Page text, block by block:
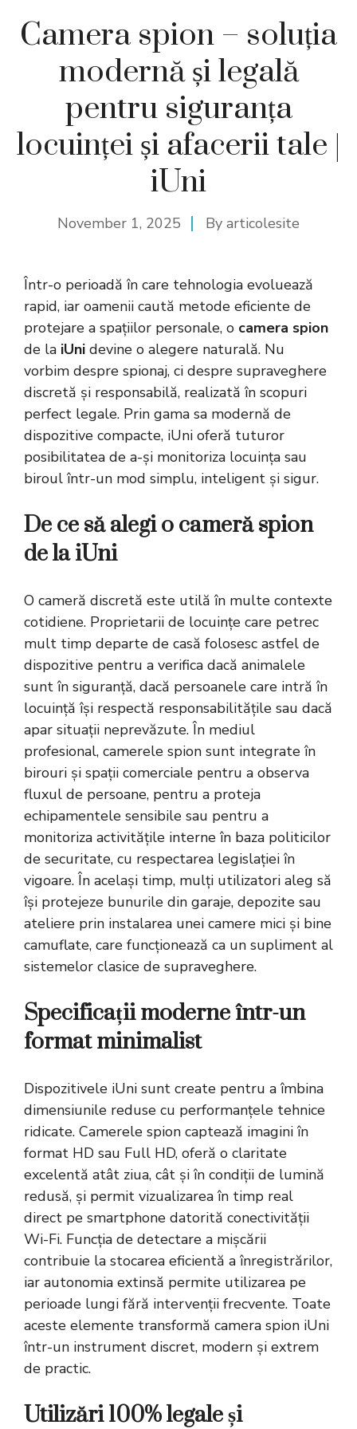
Camera spion – soluția
modernă și legală
pentru siguranța
locuinței și afacerii tale |
iUni
November 1, 2025 By articolesite
Într-o perioadă în care tehnologia evoluează
rapid, iar oamenii caută metode eficiente de
protejare a spațiilor personale, o camera spion
de la iUni devine o alegere naturală. Nu
vorbim despre spionaj, ci despre supraveghere
discretă și responsabilă, realizată în scopuri
perfect legale. Prin gama sa modernă de
dispozitive compacte, iUni oferă tuturor
posibilitatea de a-și monitoriza locuința sau
biroul într-un mod simplu, inteligent și sigur.
De ce să alegi o cameră spion
de la iUni
O cameră discretă este utilă în multe contexte
cotidiene. Proprietarii de locuințe care petrec
mult timp departe de casă folosesc astfel de
dispozitive pentru a verifica dacă animalele
sunt în siguranță, dacă persoanele care intră în
locuință își respectă responsabilitățile sau dacă
apar situații neprevăzute. În mediul
profesional, camerele spion sunt integrate în
birouri și spații comerciale pentru a observa
fluxul de persoane, pentru a proteja
echipamentele sensibile sau pentru a
monitoriza activitățile interne în baza politicilor
de securitate, cu respectarea legislației în
vigoare. În același timp, mulți utilizatori aleg să
își protejeze bunurile din garaje, depozite sau
ateliere prin instalarea unei camere mici și bine
camuflate, care funcționează ca un supliment al
sistemelor clasice de supraveghere.
Specificații moderne într-un
format minimalist
Dispozitivele iUni sunt create pentru a îmbina
dimensiunile reduse cu performanțele tehnice
ridicate. Camerele spion captează imagini în
format HD sau Full HD, oferă o claritate
excelentă atât ziua, cât și în condiții de lumină
redusă, și permit vizualizarea în timp real
direct pe smartphone datorită conectivității
Wi-Fi. Funcția de detectare a mișcării
contribuie la stocarea eficientă a înregistrărilor,
iar autonomia extinsă permite utilizarea pe
perioade lungi fără intervenții frecvente. Toate
aceste elemente transformă camera spion iUni
într-un instrument discret, modern și extrem
de practic.
Utilizări 100% legale și